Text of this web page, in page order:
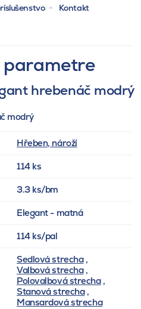
Kontakt
parametre
hrebenáč modrý
modrý
Hřeben, nároží
114 ks
3.3 ks/bm
Elegant - matná
114 ks/pal
Sedlová strecha,
Valbová strecha,
Polovalbová strecha,
Stanová strecha,
Mansardová strecha